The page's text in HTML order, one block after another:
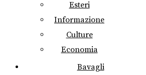
Esteri
Informazione
Culture
Economia
Bavagli